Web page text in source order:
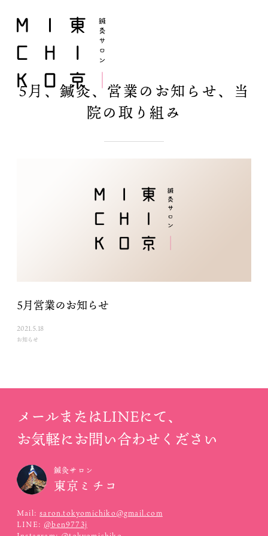
5月、鍼灸、営業のお知らせ、当
院の取り組み
5月営業のお知らせ
2021.5.18
お知らせ
メールまたはLINEにて、
お気軽にお問い合わせください
鍼灸サロン
東京ミチコ
Mail:saron.tokyomichiko@gmail.com
LINE: @ben9773j